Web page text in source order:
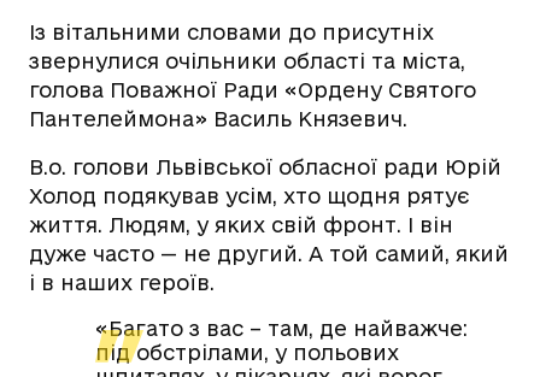
Із вітальними словами до присутніх
звернулися очільники області та міста,
голова Поважної Ради «Ордену Святого
Пантелеймона» Василь Князевич.
В.о. голови Львівської обласної ради Юрій
Холод подякував усім, хто щодня рятує
життя. Людям, у яких свій фронт. І він
дуже часто — не другий. А той самий, який
і в наших героїв.
«Багато з вас – там, де найважче:
під обстрілами, у польових